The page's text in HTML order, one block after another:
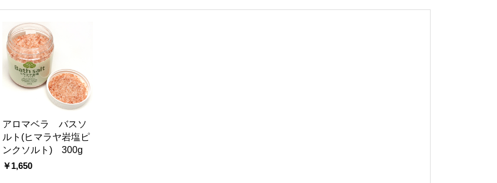
アロマベラ バスソ
ルト(ヒマラヤ岩塩ピ
ンクソルト) 300g
￥1,650